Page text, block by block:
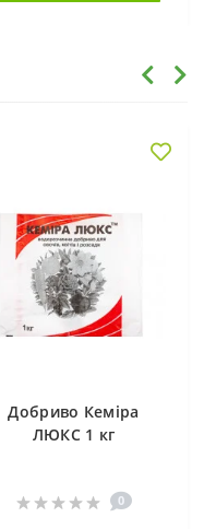
Добриво Кеміра
ЛЮКС 1 кг
0